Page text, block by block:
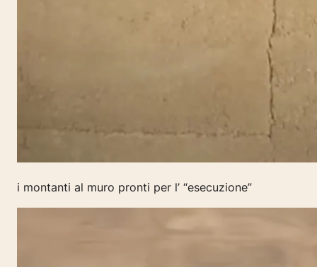
i montanti al muro pronti per l’ “esecuzione”